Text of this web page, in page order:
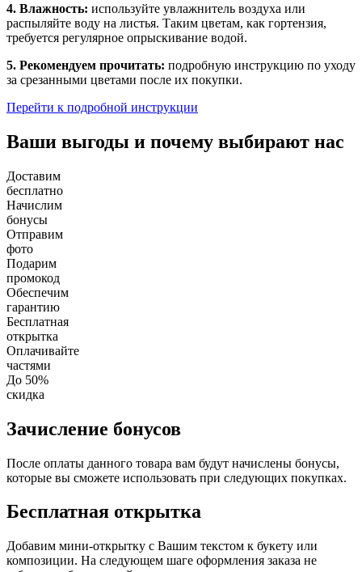
4. Влажность: используйте увлажнитель воздуха или
распыляйте воду на листья. Таким цветам, как гортензия,
требуется регулярное опрыскивание водой.
5. Рекомендуем прочитать: подробную инструкцию по уходу
за срезанными цветами после их покупки.
Перейти к подробной инструкции
Ваши выгоды и почему выбирают нас
Доставим
бесплатно
Начислим
бонусы
Отправим
фото
Подарим
промокод
Обеспечим
гарантию
Бесплатная
открытка
Оплачивайте
частями
До 50%
скидка
Зачисление бонусов
После оплаты данного товара вам будут начислены бонусы,
которые вы сможете использовать при следующих покупках.
Бесплатная открытка
Добавим мини-открытку с Вашим текстом к букету или
композиции. На следующем шаге оформления заказа не